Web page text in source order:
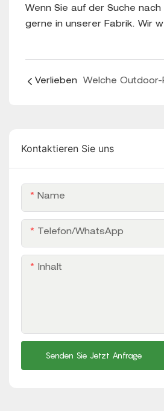
Wenn Sie auf der Suche
gerne in unserer Fabrik. Wir
Verlieben
Kontaktieren Sie uns
Name
Telefon/WhatsApp
Inhalt
Senden Sie Jetzt Anfrage